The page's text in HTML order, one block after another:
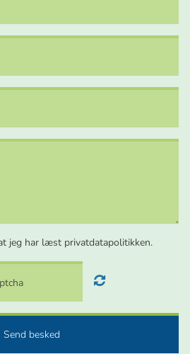
jeg har læst privatdatapolitikken.
Send besked